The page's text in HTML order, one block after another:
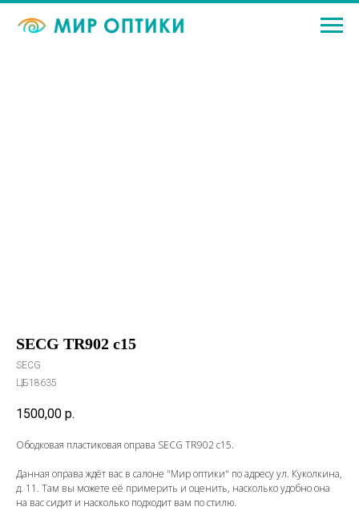
SECG TR902 c15
SECG
ЦБ18635
1500,00 р.
Ободковая пластиковая оправа SECG TR902 c15.
Данная оправа ждёт вас в салоне "Мир оптики" по адресу ул. Куколкина,
д. 11. Там вы можете её примерить и оценить, насколько удобно она
на вас сидит и насколько подходит вам по стилю.